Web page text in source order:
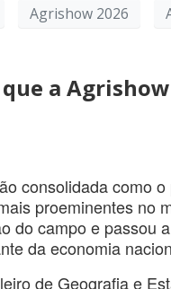
Agrishow 2026
a
consolidada como
proeminentes no
do campo e passou
da economia
de Geografia e